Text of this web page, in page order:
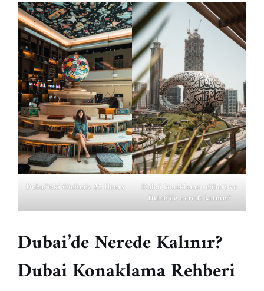
Dubai’teki Otelimiz 25 Hours
Dubai konaklama rehberi ve
Dubai’de nerede kalınır?
Dubai’de Nerede Kalınır?
Dubai KonaklamaRehberi